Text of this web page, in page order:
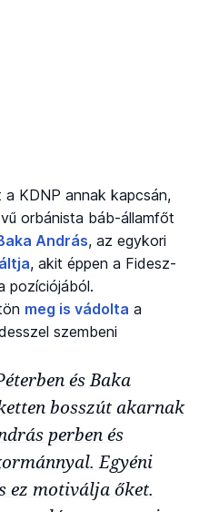
KDNP annak kapcsán,
orbánista báb-államfőt
András, az egykori
, akit éppen a Fidesz-
pozíciójából.
meg is vádolta a
szembeni
és Baka
bosszút akarnak
perben és
Egyéni
ez motiválja őket.